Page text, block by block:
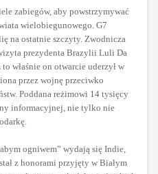
zabiegów, aby powstrzymywać
wielobiegunowego. G7
na ostatnie szczyty. Zwodnicza
prezydenta Brazylii Luli Da
właśnie on otwarcie uderzył w
przez wojnę przeciwko
Poddana reżimowi 14 tysięcy
informacyjnej, nie tylko nie
ogniwem” wydają się Indie,
z honorami przyjęty w Białym